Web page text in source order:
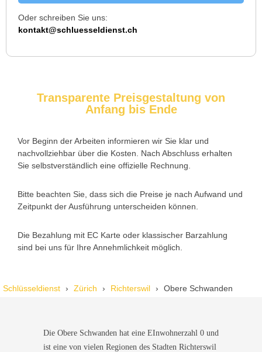
Service rufen. Techniker war schnell da, aber das Ersatzteil
Daniel W. aus Uster
Zuverlässiger Service bei einem verlorenen Haustürschlüssel.
Die Tür wurde ohne Kratzer geöffnet, nur der Preis war leicht
N Nadine H. aus Aadorf
Wir standen mit den Kindern vor verschlossener Tür – der
Oder schreiben Sie uns:
kontakt@schluesseldienst.ch
Transparente Preisgestaltung von
Anfang bis Ende
Vor Beginn der Arbeiten informieren wir Sie klar und
nachvollziehbar über die Kosten. Nach Abschluss erhalten
Sie selbstverständlich eine offizielle Rechnung.
Bitte beachten Sie, dass sich die Preise je nach Aufwand und
Zeitpunkt der Ausführung unterscheiden können.
Die Bezahlung mit EC Karte oder klassischer Barzahlung
sind bei uns für Ihre Annehmlichkeit möglich.
Schlüsseldienst Zürich Richterswil Obere Schwanden
Die Obere Schwanden hat eine EInwohnerzahl 0 und
ist eine von vielen Regionen des Stadten Richterswil